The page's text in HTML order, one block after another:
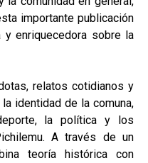
importante publicación
y enriquecedora sobre la
relatos cotidianos y
identidad de la comuna,
la política y los
A través de un
teoría histórica con